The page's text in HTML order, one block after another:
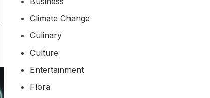
Climate Change
Culinary
Culture
Entertainment
Flora